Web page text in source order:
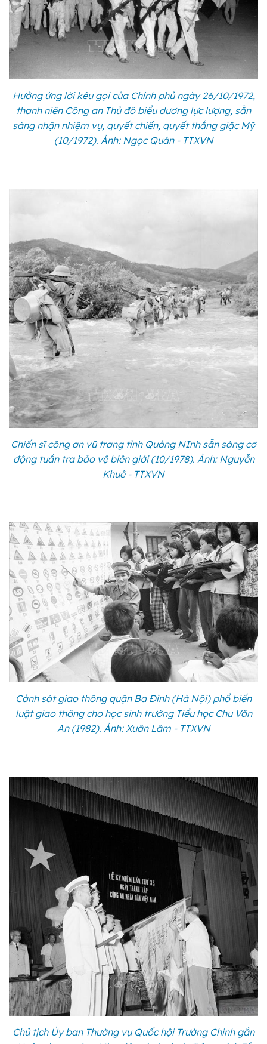
Hưởng ứng lời kêu gọi của Chính phủ ngày 26/10/1972,
thanh niên Công an Thủ đô biểu dương lực lượng, sẵn
sàng nhận nhiệm vụ, quyết chiến, quyết thắng giặc Mỹ
(10/1972). Ảnh: Ngọc Quán - TTXVN
Chiến sĩ công an vũ trang tỉnh Quảng NInh sẵn sàng cơ
động tuần tra bảo vệ biên giới (10/1978). Ảnh: Nguyễn
Khuê - TTXVN
Cảnh sát giao thông quận Ba Đình (Hà Nội) phổ biến
luật giao thông cho học sinh trường Tiểu học Chu Văn
An (1982). Ảnh: Xuân Lâm - TTXVN
Chủ tịch Ủy ban Thường vụ Quốc hội Trường Chinh gắn